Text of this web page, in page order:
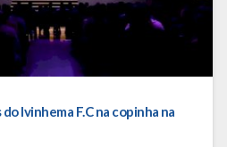
Ivinhema F.C na copinha na